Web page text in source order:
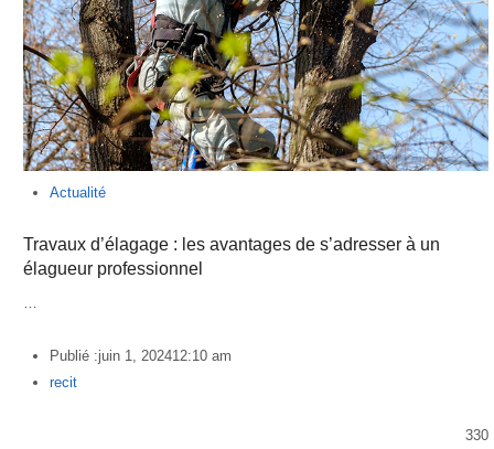
Actualité
Travaux d’élagage : les avantages de s’adresser à un
élagueur professionnel
…
Publié :juin 1, 202412:10 am
Author
recit
330